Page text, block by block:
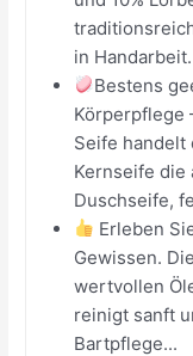
in
Bestens
Körperpflege
Seife handelt
Kernseife die
Duschseife,
Erleben
Gewissen.
wertvollen
reinigt sanft
Bartpflege...